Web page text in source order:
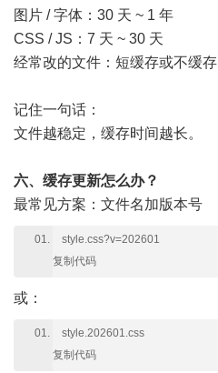
图片 / 字体：30 天 ~ 1 年
CSS / JS：7 天 ~ 30 天
经常改的文件：短缓存或不缓存
记住一句话：
文件越稳定，缓存时间越长。
六、缓存更新怎么办？
最常见方案：文件名加版本号
style.css?v=202601
复制代码
或：
style.202601.css
复制代码